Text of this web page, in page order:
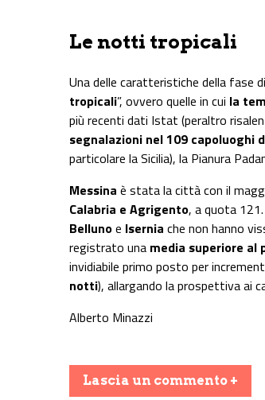
Le notti tropicali
Una delle caratteristiche della fase
tropicali”, ovvero quelle in cui la
più recenti dati Istat (peraltro
segnalazioni nel 109 capoluoghi
particolare la Sicilia), la Pianura
Messina è stata la città con il
Calabria e Agrigento, a quota
Bellunoe Isernia che non hanno
registrato una media superiore al
invidiabile primo posto per
notti), allargando la prospettiva ai
Alberto Minazzi
Lascia un commento +